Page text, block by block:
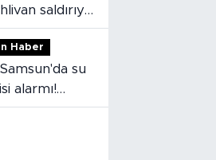
saldırıya
Haber
Samsun'da su
alarmı!
saat verdi